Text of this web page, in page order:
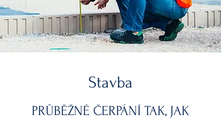
Stavba
PRŮBĚŽNÉ ČERPÁNÍ TAK, JAK